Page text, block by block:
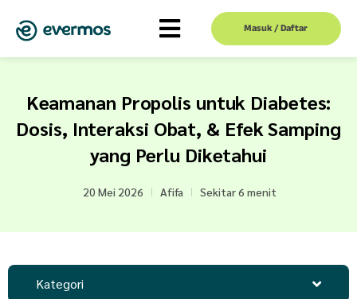
Masuk / Daftar
Keamanan Propolis untuk Diabetes:
Dosis, Interaksi Obat, & Efek Samping
yang Perlu Diketahui
20 Mei 2026 Afifa Sekitar 6 menit
Kategori